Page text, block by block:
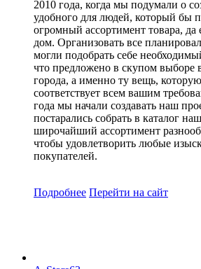
2010 года, когда мы подумали о
удобного для людей, который бы
огромный ассортимент товара, да
дом. Организовать все
могли подобрать себе
что предложено в скупом выборе
города, а именно ту вещь,
соответствует всем вашим
года мы начали создавать наш
постарались собрать в каталог
широчайший ассортимент
чтобы удовлетворить любые
покупателей.
Подробнее Перейти на сайт